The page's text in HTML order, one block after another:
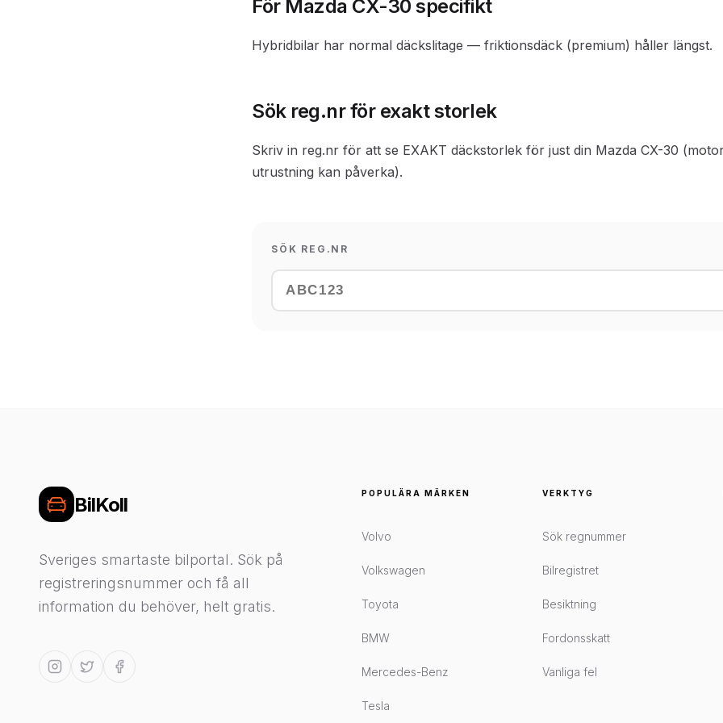
För Mazda CX-30 specifikt
Hybridbilar har normal däckslitage — friktionsdäck (premium) håller längst.
Sök reg.nr för exakt storlek
Skriv in reg.nr för att se EXAKT däckstorlek för just din Mazda CX-30
utrustning kan påverka).
SÖK REG.NR
BilKoll
Sveriges smartaste bilportal. Sök på
registreringsnummer och få all
information du behöver, helt gratis.
POPULÄRA MÄRKEN
Volvo
Volkswagen
Toyota
BMW
Mercedes-Benz
Tesla
VERKTYG
Sök regnummer
Bilregistret
Besiktning
Fordonsskatt
Vanliga fel